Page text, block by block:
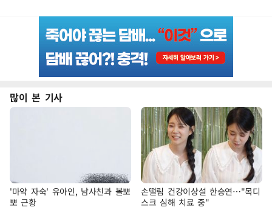
많이 본 기사
'마약 자숙' 유아인, 남사친과 볼뽀
뽀 근황
손떨림 건강이상설 한승연…"목디
스크 심해 치료 중"